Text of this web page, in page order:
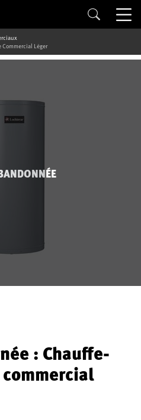
Léger
: Chauffe-